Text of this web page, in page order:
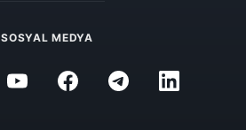
SOSYAL MEDYA